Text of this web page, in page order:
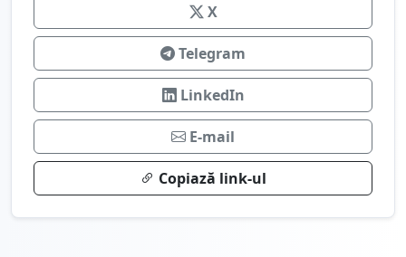
X
Telegram
LinkedIn
E-mail
Copiază link-ul